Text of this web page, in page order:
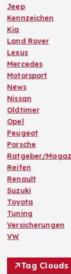
Jeep
Kennzeichen
Kia
Land Rover
Lexus
Mercedes
Motorsport
News
Nissan
Oldtimer
Opel
Peugeot
Porsche
Ratgeber/
Reifen
Renault
Suzuki
Toyota
Tuning
Versicherungen
VW
Tag Clouds